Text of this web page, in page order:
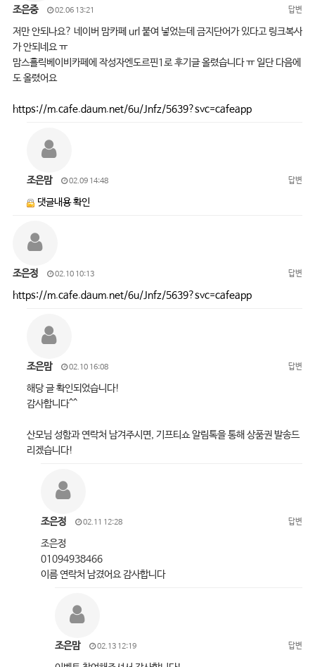
조은중 02.06 13:21 답변
저만 안되나요? 네이버 맘카페 url 붙여 넣었는데 금지단어가 있다고 링크복사
가 안되네요 ㅠ
맘스홀릭베이비카페에 작성자엔도르핀1로 후기글 올렸습니다 ㅠ 일단 다음에
도 올렸어요
https://m.cafe.daum.net/6u/Jnfz/5639?svc=cafeapp
조은맘 02.09 14:48 답변
댓글내용 확인
조은정 02.10 10:13 답변
https://m.cafe.daum.net/6u/Jnfz/5639?svc=cafeapp
조은맘 02.10 16:08 답변
해당 글 확인되었습니다!
감사합니다^^
산모님 성함과 연락처 남겨주시면, 기프티쇼 알림톡을 통해 상품권 발송드
리겠습니다!
조은정 02.11 12:28 답변
조은정
01094938466
이름 연락처 남겼어요 감사합니다
조은맘 02.13 12:19 답변